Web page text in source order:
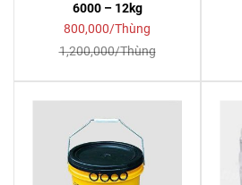
6000 – 12kg
800,000/Thùng
1,200,000/Thùng